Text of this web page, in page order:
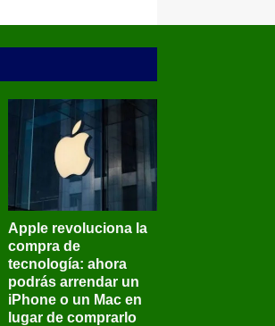
Apple revoluciona la
compra de
tecnología: ahora
podrás arrendar un
iPhone o un Mac en
lugar de comprarlo